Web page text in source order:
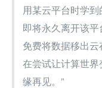
用某云平台时学
即将永久离开该
免费将数据移出
在尝试让计算世
缘再见。”